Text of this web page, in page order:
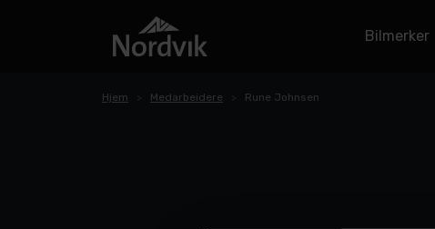
Bilmerker
Hjem Medarbeidere Rune Johnsen